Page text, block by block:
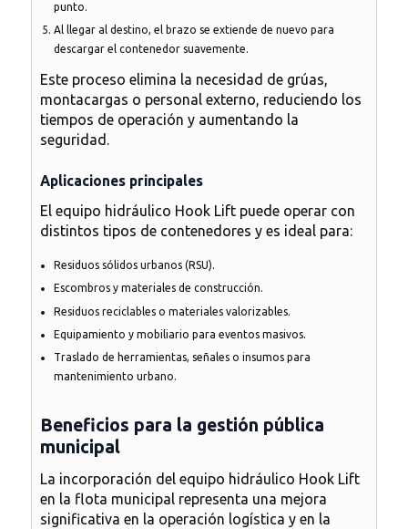
punto.
Al llegar al destino, el brazo se extiende de nuevo para
descargar el contenedor suavemente.
Este proceso elimina la necesidad de grúas,
montacargas o personal externo, reduciendo los
tiempos de operación y aumentando la
seguridad .
Aplicaciones principales
El equipo hidráulico Hook Lift puede operar con
distintos tipos de contenedores y es ideal para:
Residuos sólidos urbanos (RSU).
Escombros y materiales de construcción.
Residuos reciclables o materiales valorizables.
Equipamiento y mobiliario para eventos masivos.
Traslado de herramientas, señales o insumos para
mantenimiento urbano.
Beneficios para la gestión pública
municipal
La incorporación del equipo hidráulico Hook Lift
en la flota municipal representa una mejora
significativa en la operación logística y en la